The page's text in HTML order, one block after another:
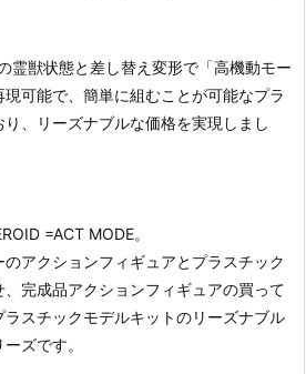
霊獣状態と差し替え変形で「高機動モー
現可能で、簡単に組むことが可能なプラ
、リーズナブルな価格を実現しまし
=ACT MODE。
アクションフィギュアとプラスチック
完成品アクションフィギュアの買って
スチックモデルキットのリーズナブル
ズです。